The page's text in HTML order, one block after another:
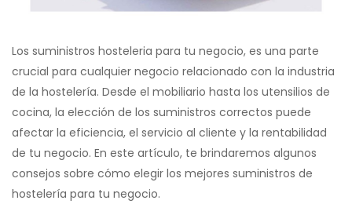
Los suministros hosteleria para tu negocio, es una parte
crucial para cualquier negocio relacionado con la industria
de la hostelería. Desde el mobiliario hasta los utensilios de
cocina, la elección de los suministros correctos puede
afectar la eficiencia, el servicio al cliente y la rentabilidad
de tu negocio. En este artículo, te brindaremos algunos
consejos sobre cómo elegir los mejores suministros de
hostelería para tu negocio.